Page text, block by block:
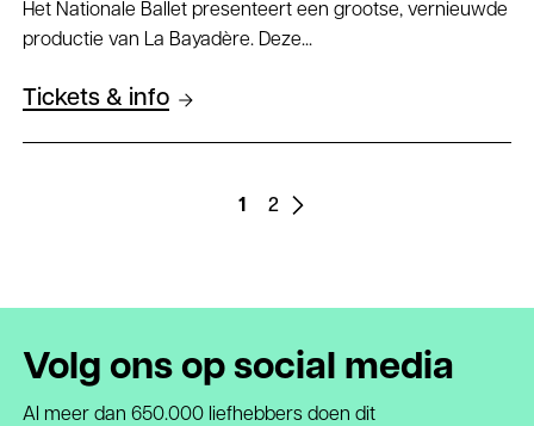
Het Nationale Ballet presenteert een grootse, vernieuwde
productie van La Bayadère. Deze...
Tickets & info
Page
1 Page
2
Vorige
Volg ons op social media
Al meer dan 650.000 liefhebbers doen dit